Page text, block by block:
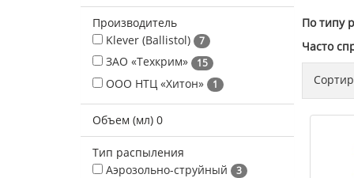
Производитель
Klever (Ballistol)
7
ЗАО «Техкрим» 15
ООО НТЦ «Хитон» 1
Объем (мл) 0
Тип распыления
Аэрозольно-струйный
3
По типу
Часто